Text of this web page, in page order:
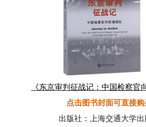
《东京审判征战记：中国检察官
点击图书封面可直接购
出版社：上海交通大学出